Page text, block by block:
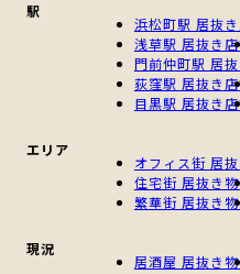
駅
浜松町駅 居抜
浅草駅 居抜き
門前仲町駅 居
荻窪駅 居抜き
目黒駅 居抜き
エリア
オフィス街 居
住宅街 居抜き
繁華街 居抜き
現況
居酒屋 居抜き